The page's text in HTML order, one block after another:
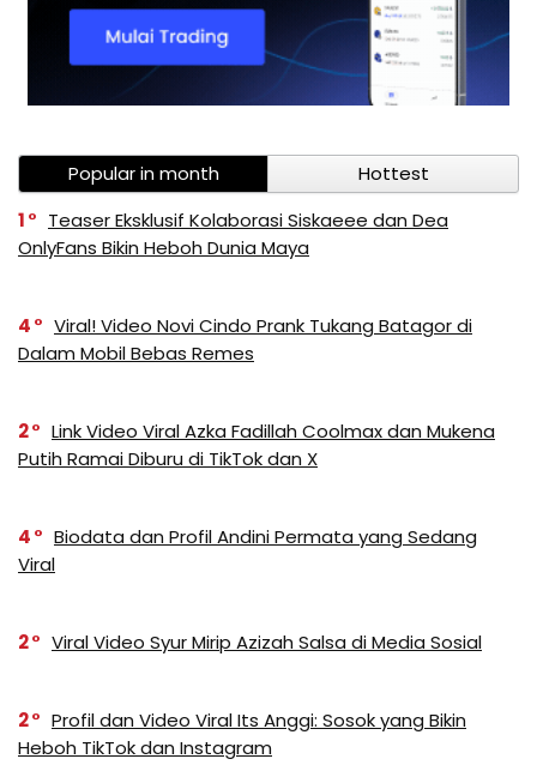
Popular in month
Hottest
1
Teaser Eksklusif Kolaborasi Siskaeee dan Dea
OnlyFans Bikin Heboh Dunia Maya
4
Viral! Video Novi Cindo Prank Tukang Batagor di
Dalam Mobil Bebas Remes
2
Link Video Viral Azka Fadillah Coolmax dan Mukena
Putih Ramai Diburu di TikTok dan X
4
Biodata dan Profil Andini Permata yang Sedang
Viral
2 Viral Video Syur Mirip Azizah Salsa di Media Sosial
2
Profil dan Video Viral Its Anggi: Sosok yang Bikin
Heboh TikTok dan Instagram